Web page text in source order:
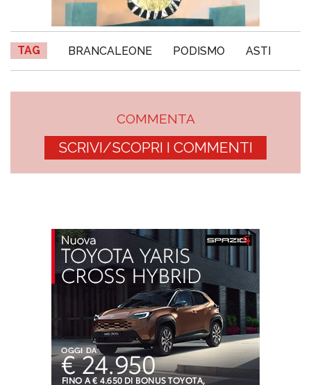
TAG BRANCALEONE PODISMO ASTI
COMMENTA
SCRIVI/SCOPRI I COMMENTI